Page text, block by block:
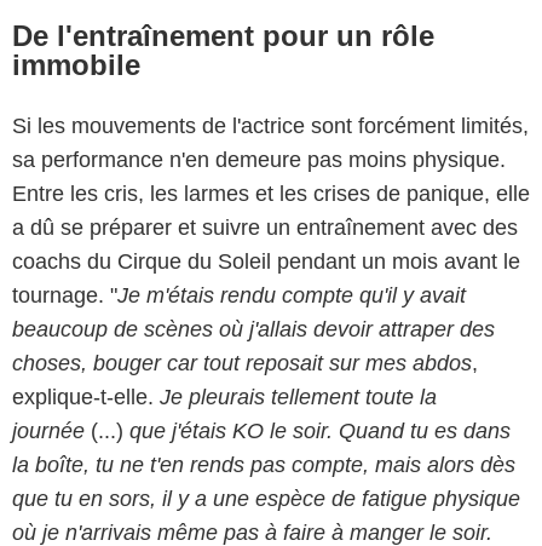
De l'entraînement pour un rôle
immobile
Si les mouvements de l'actrice sont forcément limités,
sa performance n'en demeure pas moins physique.
Entre les cris, les larmes et les crises de panique, elle
a dû se préparer et suivre un entraînement avec des
coachs du Cirque du Soleil pendant un mois avant le
tournage. "Je m'étais rendu compte qu'il y avait
beaucoup de scènes où j'allais devoir attraper des
choses, bouger car tout reposait sur mes abdos,
explique-t-elle. Je pleurais tellement toute la
journée (...) que j'étais KO le soir. Quand tu es dans
la boîte, tu ne t'en rends pas compte, mais alors dès
que tu en sors, il y a une espèce de fatigue physique
où je n'arrivais même pas à faire à manger le soir.